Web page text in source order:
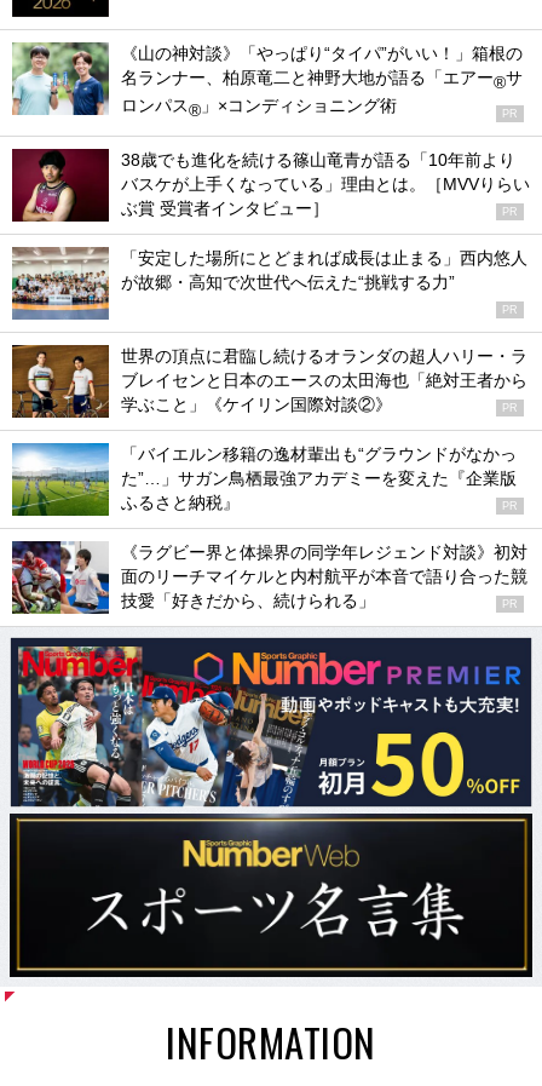
《山の神対談》「やっぱり“タイパ”がいい！」箱根の
名ランナー、柏原竜二と神野大地が語る「エアー®サ
ロンパス® 」×コンディショニング術 PR
38歳でも進化を続ける篠山竜青が語る「10年前より
バスケが上手くなっている」理由とは。［MVVりらい
ぶ賞 受賞者インタビュー］
PR
「安定した場所にとどまれば成長は止まる」西内悠人
が故郷・高知で次世代へ伝えた“挑戦する力”
PR
世界の頂点に君臨し続けるオランダの超人ハリー・ラ
ブレイセンと日本のエースの太田海也「絶対王者から
学ぶこと」《ケイリン国際対談②》
PR
「バイエルン移籍の逸材輩出も“グラウンドがなかっ
た”…」サガン鳥栖最強アカデミーを変えた『企業版
ふるさと納税』
PR
《ラグビー界と体操界の同学年レジェンド対談》初対
面のリーチマイケルと内村航平が本音で語り合った競
技愛「好きだから、続けられる」
PR
INFORMATION